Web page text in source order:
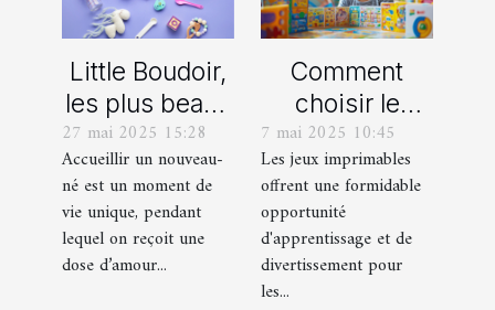
Little Boudoir,
les plus beaux
cadeaux de
naissance
personnalisés
!
27 mai 2025 15:28
Accueillir un nouveau-
né est un moment de
vie unique, pendant
lequel on reçoit une
dose d’amour...
Comment
choisir le
meilleur jeu
imprimable
pour votre
enfant
7 mai 2025 10:45
Les jeux imprimables
offrent une formidable
opportunité
d'apprentissage et de
divertissement pour
les...